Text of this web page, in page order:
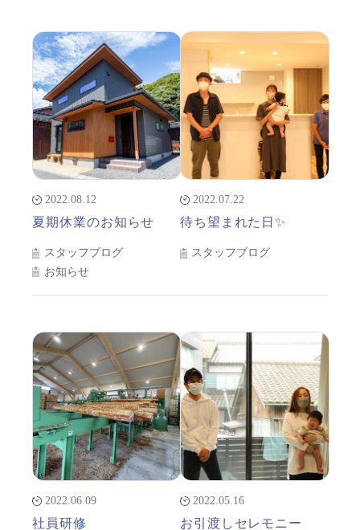
2022.08.12
夏期休業のお知らせ
スタッフブログ
お知らせ
2022.07.22
待ち望まれた日✨
スタッフブログ
2022.06.09
社員研修
2022.05.16
お引渡しセレモニー